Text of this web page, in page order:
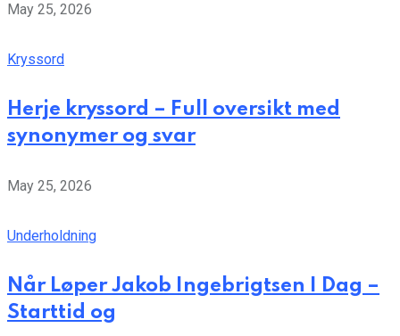
May 25, 2026
Kryssord
Herje kryssord – Full oversikt med
synonymer og svar
May 25, 2026
Underholdning
Når Løper Jakob Ingebrigtsen I Dag –
Starttid og